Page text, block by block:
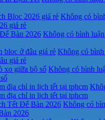
Bloc 2026 giá rẻ Không có
giá rẻ
Bàn 2026 Không có bình luận
bloc ở đâu giá rẻ Không có
giá rẻ
xo giữa bộ số Không có bình
địa chỉ in lịch tết tại tphcm
địa chỉ in lịch tết tại tphcm
Tết Để Bàn 2026 Không có
2026